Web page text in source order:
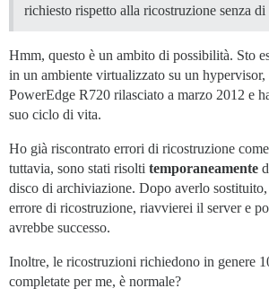
richiesto rispetto alla ricostruzione senza di
Hmm, questo è un ambito di possibilità. Sto
in un ambiente virtualizzato su un
PowerEdge R720 rilasciato a marzo 2012 e
suo ciclo di vita.
Ho già riscontrato errori di ricostruzione
tuttavia, sono stati risolti temporaneamente
disco di archiviazione. Dopo averlo sostituito,
errore di ricostruzione, riavvierei il server e
avrebbe successo.
Inoltre, le ricostruzioni richiedono in genere
completate per me, è normale?